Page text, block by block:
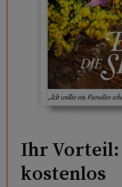
Ihr Vorteil:
kostenlos